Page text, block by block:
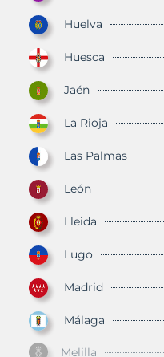
Huelva
Huesca
Jaén
La Rioja
Las Palmas
León
Lleida
Lugo
Madrid
Málaga
Melilla